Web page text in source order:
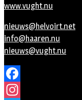
www.vught.nu
nieuws@helvoirt.net
info@haaren.nu
nieuws@vught.nu
Facebook